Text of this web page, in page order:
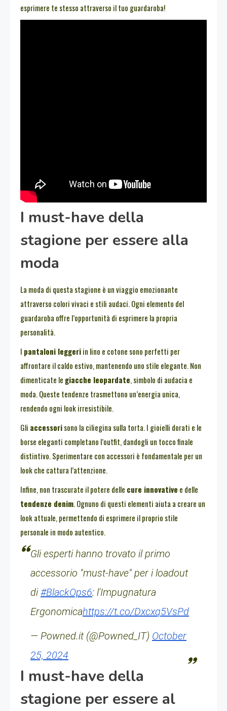
esprimere te stesso attraverso il tuo guardaroba!
I must-have della
stagione per essere alla
moda
La moda di questa stagione è un viaggio emozionante
attraverso colori vivaci e stili audaci. Ogni elemento del
guardaroba offre l’opportunità di esprimere la propria
personalità.
I pantaloni leggeriin lino e cotone sono perfetti per
affrontare il caldo estivo, mantenendo uno stile elegante. Non
dimenticate le giacche leopardate, simbolo di audacia e
moda. Queste tendenze trasmettono un’energia unica,
rendendo ogni look irresistibile.
Gli accessorisono la ciliegina sulla torta. I gioielli dorati e le
borse eleganti completano l’outfit, dandogli un tocco finale
distintivo. Sperimentare con accessori è fondamentale per un
look che cattura l’attenzione.
Infine, non trascurate il potere delle cure innovative e delle
tendenze denim. Ognuno di questi elementi aiuta a creare un
look attuale, permettendo di esprimere il proprio stile
personale in modo autentico.
Gli esperti hanno trovato il primo
accessorio "must-have" per i loadout
di#BlackOps6: l'Impugnatura
Ergonomicahttps://t.co/Dxcxq5VsPd
— Powned.it (@Powned_IT) October
25, 2024
I must-have della
stagione per essere al